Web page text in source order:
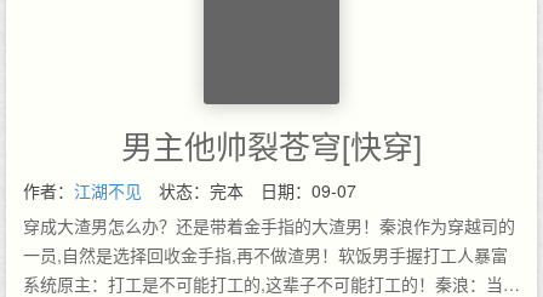
男主他帅裂苍穹[快穿]
作者： 江湖不见 状态：完本
日期：09-07
穿成大渣男怎么办？还是带着金手指的大渣男！秦浪作为穿越司的
一员,自然是选择回收金手指,再不做渣男！软饭男手握打工人暴富
系统原主：打工是不可能打工的,这辈子不可能打工的！秦浪：当外